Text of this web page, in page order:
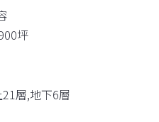
坪
層,地下6層